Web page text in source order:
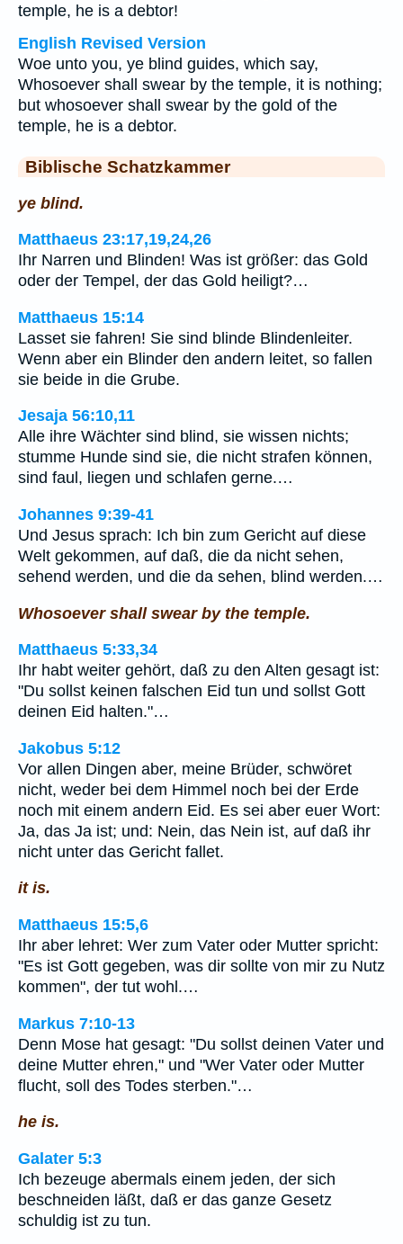
temple, he is a debtor!
English Revised Version
Woe unto you, ye blind guides, which say,
Whosoever shall swear by the temple, it is nothing;
but whosoever shall swear by the gold of the
temple, he is a debtor.
Biblische Schatzkammer
ye blind.
Matthaeus 23:17,19,24,26
Ihr Narren und Blinden! Was ist größer: das Gold
oder der Tempel, der das Gold heiligt?…
Matthaeus 15:14
Lasset sie fahren! Sie sind blinde Blindenleiter.
Wenn aber ein Blinder den andern leitet, so fallen
sie beide in die Grube.
Jesaja 56:10,11
Alle ihre Wächter sind blind, sie wissen nichts;
stumme Hunde sind sie, die nicht strafen können,
sind faul, liegen und schlafen gerne.…
Johannes 9:39-41
Und Jesus sprach: Ich bin zum Gericht auf diese
Welt gekommen, auf daß, die da nicht sehen,
sehend werden, und die da sehen, blind werden.…
Whosoever shall swear by the temple.
Matthaeus 5:33,34
Ihr habt weiter gehört, daß zu den Alten gesagt ist:
"Du sollst keinen falschen Eid tun und sollst Gott
deinen Eid halten."…
Jakobus 5:12
Vor allen Dingen aber, meine Brüder, schwöret
nicht, weder bei dem Himmel noch bei der Erde
noch mit einem andern Eid. Es sei aber euer Wort:
Ja, das Ja ist; und: Nein, das Nein ist, auf daß ihr
nicht unter das Gericht fallet.
it is.
Matthaeus 15:5,6
Ihr aber lehret: Wer zum Vater oder Mutter spricht:
"Es ist Gott gegeben, was dir sollte von mir zu Nutz
kommen", der tut wohl.…
Markus 7:10-13
Denn Mose hat gesagt: "Du sollst deinen Vater und
deine Mutter ehren," und "Wer Vater oder Mutter
flucht, soll des Todes sterben."…
he is.
Galater 5:3
Ich bezeuge abermals einem jeden, der sich
beschneiden läßt, daß er das ganze Gesetz
schuldig ist zu tun.